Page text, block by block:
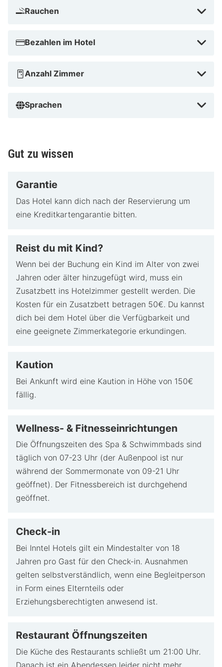
Alltagstrott entfliehen möchten. Buche jetzt im August
Küste, schon ab 94 €!
Rauchen
Bezahlen im Hotel
Anzahl Zimmer
Sprachen
Gut zu wissen
Garantie
Das Hotel kann dich nach der Reservierung um
eine Kreditkartengarantie bitten.
Reist du mit Kind?
Wenn bei der Buchung ein Kind im Alter von zwei
Jahren oder älter hinzugefügt wird, muss ein
Zusatzbett ins Hotelzimmer gestellt werden. Die
Kosten für ein Zusatzbett betragen 50€. Du kannst
dich bei dem Hotel über die Verfügbarkeit und
eine geeignete Zimmerkategorie erkundingen.
Kaution
Bei Ankunft wird eine Kaution in Höhe von 150€
fällig.
Wellness- & Fitnesseinrichtungen
Die Öffnungszeiten des Spa & Schwimmbads sind
täglich von 07-23 Uhr (der Außenpool ist nur
während der Sommermonate von 09-21 Uhr
geöffnet). Der Fitnessbereich ist durchgehend
geöffnet.
Check-in
Bei Inntel Hotels gilt ein Mindestalter von 18
Jahren pro Gast für den Check-in. Ausnahmen
gelten selbstverständlich, wenn eine Begleitperson
in Form eines Elternteils oder
Erziehungsberechtigten anwesend ist.
Restaurant Öffnungszeiten
Die Küche des Restaurants schließt um 21:00 Uhr.
Danach ist ein Abendessen leider nicht mehr